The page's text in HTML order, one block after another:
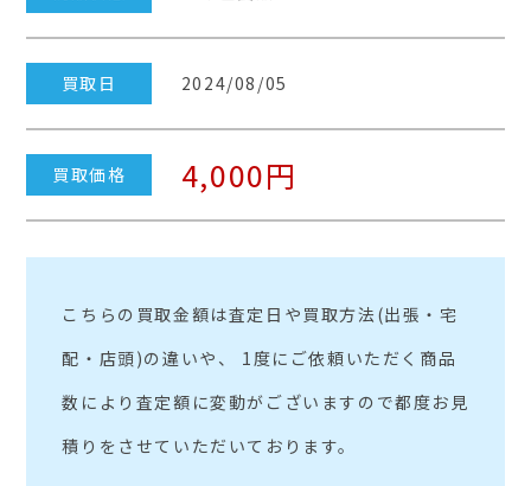
買取日 2024/08/05
買取価格 4,000円
こちらの買取金額は査定日や買取方法(出張・宅
配・店頭)の違いや、 1度にご依頼いただく商品
数により査定額に変動がございますので都度お見
積りをさせていただいております。